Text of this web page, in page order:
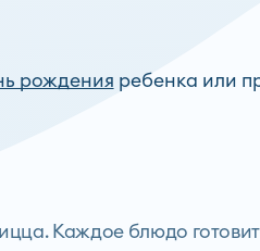
рождения ребенка или
Каждое блюдо